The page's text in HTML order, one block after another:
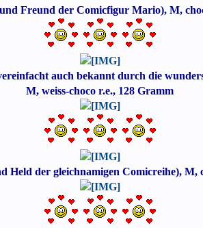
Freund der Comicfigur Mario), M,
auch bekannt durch die
M, weiss-choco r.e., 128 Gramm
der gleichnamigen Comicreihe), M,